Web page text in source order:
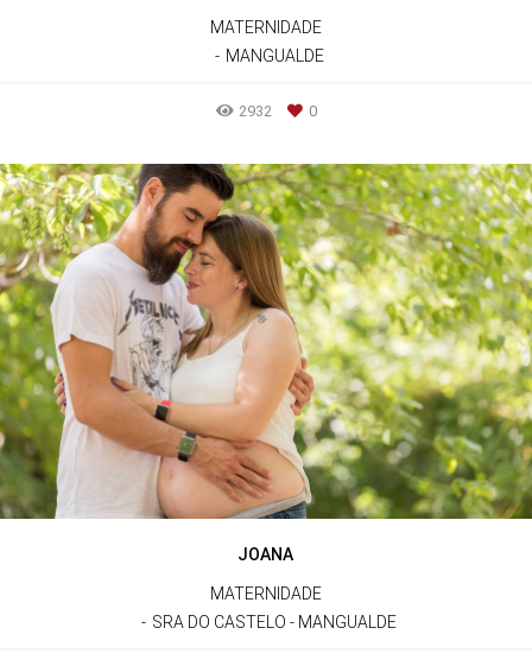
MATERNIDADE
MANGUALDE
2932 0
JOANA
MATERNIDADE
SRA DO CASTELO - MANGUALDE